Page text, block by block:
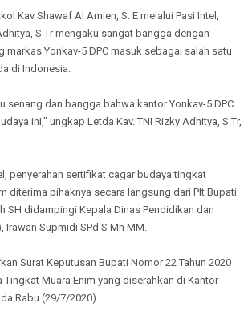
Kav Shawaf Al Amien, S. E melalui Pasi Intel,
S Tr mengaku sangat bangga dengan
markas Yonkav-5 DPC masuk sebagai salah satu
di Indonesia.
senang dan bangga bahwa kantor Yonkav-5 DPC
ini," ungkap Letda Kav. TNI Rizky Adhitya, S Tr,
penyerahan sertifikat cagar budaya tingkat
diterima pihaknya secara langsung dari Plt Bupati
SH didampingi Kepala Dinas Pendidikan dan
Irawan Supmidi SPd S Mn MM.
Surat Keputusan Bupati Nomor 22 Tahun 2020
Tingkat Muara Enim yang diserahkan di Kantor
Rabu (29/7/2020).